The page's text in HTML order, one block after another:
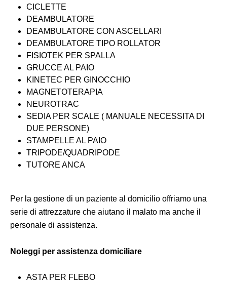
CICLETTE
DEAMBULATORE
DEAMBULATORE CON ASCELLARI
DEAMBULATORE TIPO ROLLATOR
FISIOTEK PER SPALLA
GRUCCE AL PAIO
KINETEC PER GINOCCHIO
MAGNETOTERAPIA
NEUROTRAC
SEDIA PER SCALE ( MANUALE NECESSITA DI
DUE PERSONE)
STAMPELLE AL PAIO
TRIPODE/QUADRIPODE
TUTORE ANCA
Per la gestione di un paziente al domicilio offriamo una
serie di attrezzature che aiutano il malato ma anche il
personale di assistenza.
Noleggi per assistenza domiciliare
ASTA PER FLEBO